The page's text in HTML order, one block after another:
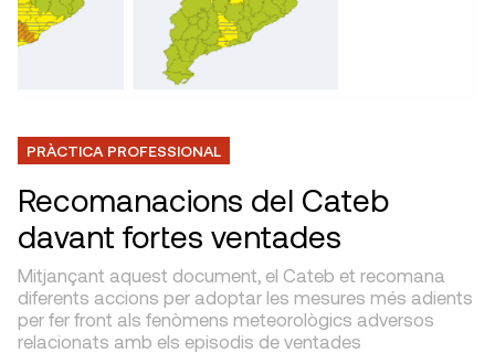
PRÀCTICA PROFESSIONAL
Recomanacions del Cateb
davant fortes ventades
Mitjançant aquest document, el Cateb et recomana
diferents accions per adoptar les mesures més adients
per fer front als fenòmens meteorològics adversos
relacionats amb els episodis de ventades